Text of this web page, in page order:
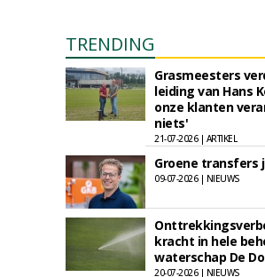
TRENDING
Grasmeesters
leiding van Hans
onze klanten
niets'
21-07-2026 | ARTIKEL
Groene transfers
09-07-2026 | NIEUWS
kracht in hele
waterschap De
20-07-2026 | NIEUWS